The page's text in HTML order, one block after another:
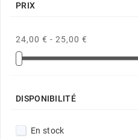
PRIX
24,00 € - 25,00 €
DISPONIBILITÉ
En stock